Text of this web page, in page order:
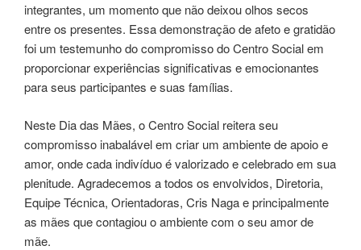
integrantes, um momento que não deixou olhos secos
entre os presentes. Essa demonstração de afeto e gratidão
foi um testemunho do compromisso do Centro Social em
proporcionar experiências significativas e emocionantes
para seus participantes e suas famílias.
Neste Dia das Mães, o Centro Social reitera seu
compromisso inabalável em criar um ambiente de apoio e
amor, onde cada indivíduo é valorizado e celebrado em sua
plenitude. Agradecemos a todos os envolvidos, Diretoria,
Equipe Técnica, Orientadoras, Cris Naga e principalmente
as mães que contagiou o ambiente com o seu amor de
mãe.